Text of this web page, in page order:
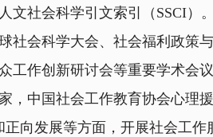
文社会科学引文索引（SSCI）
社会科学大会、社会福利政策
作创新研讨会等重要学术会议
中国社会工作教育协会心理
向发展等方面，开展社会工作